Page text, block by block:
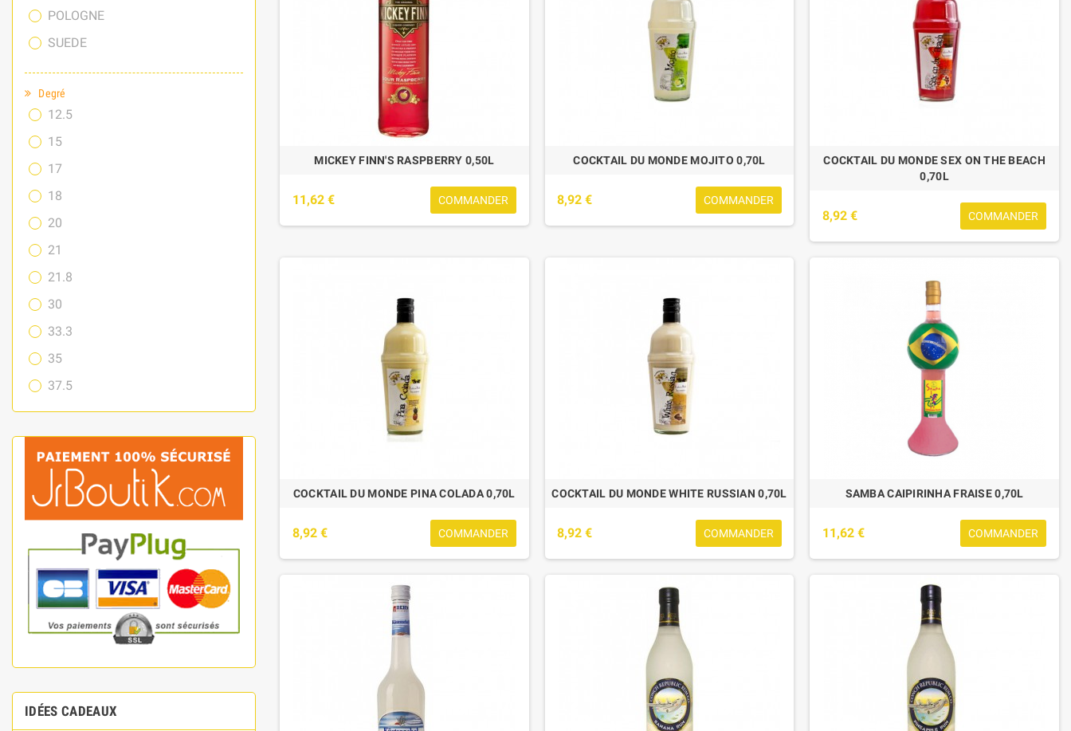
POLOGNE
SUEDE
Degré
12.5
15
17
18
20
21
21.8
30
33.3
35
37.5
IDÉES CADEAUX
MICKEY FINN'S RASPBERRY 0,50L
11,62 € COMMANDER
COCKTAIL DU MONDE MOJITO 0,70L
8,92 € COMMANDER
COCKTAIL DU MONDE SEX ON THE BEACH
0,70L
8,92 € COMMANDER
COCKTAIL DU MONDE PINA COLADA 0,70L
8,92 € COMMANDER
COCKTAIL DU MONDE WHITE RUSSIAN 0,70L
8,92 € COMMANDER
SAMBA CAIPIRINHA FRAISE 0,70L
11,62 € COMMANDER